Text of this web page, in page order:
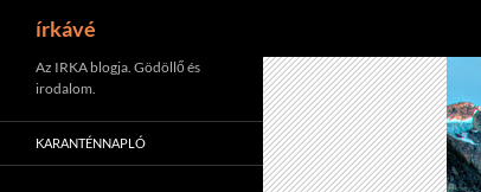
Tartalomhoz
írkávé
Az IRKA blogja. Gödöllő és
irodalom.
KARANTÉNNAPLÓ